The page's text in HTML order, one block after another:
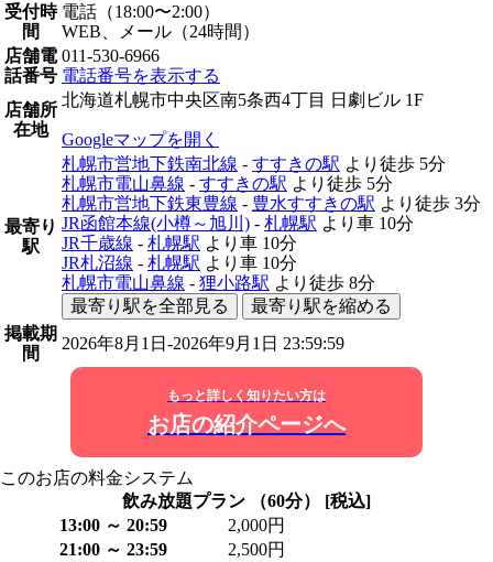
受付時
間
電話（18:00〜2:00）
WEB、メール（24時間）
店舗電
話番号
011-530-6966
電話番号を表示する
店舗所
在地
北海道札幌市中央区南5条西4丁目 日劇ビル 1F
Googleマップを開く
最寄り
駅
札幌市営地下鉄南北線 - すすきの駅 より徒歩 5分
札幌市電山鼻線 - すすきの駅 より徒歩 5分
札幌市営地下鉄東豊線 - 豊水すすきの駅 より徒歩 3分
JR函館本線(小樽～旭川) - 札幌駅 より車 10分
JR千歳線 - 札幌駅 より車 10分
JR札沼線 - 札幌駅 より車 10分
札幌市電山鼻線 - 狸小路駅 より徒歩 8分
最寄り駅を全部見る
最寄り駅を縮める
掲載期
間
2026年8月1日-2026年9月1日 23:59:59
もっと詳しく知りたい方は
お店の紹介ページへ
このお店の料金システム
飲み放題プラン （60分） [税込]
13:00 ～ 20:59
2,000円
21:00 ～ 23:59
2,500円